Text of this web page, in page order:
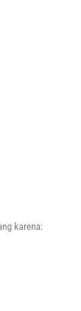
karena: